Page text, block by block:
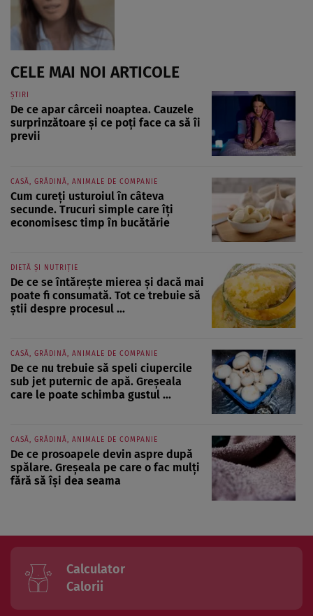
CELE MAI NOI ARTICOLE
ȘTIRI
De ce apar cârceii noaptea. Cauzele
surprinzătoare și ce poți face ca să îi
previi
CASĂ, GRĂDINĂ, ANIMALE DE COMPANIE
Cum cureți usturoiul în câteva
secunde. Trucuri simple care îți
economisesc timp în bucătărie
DIETĂ ȘI NUTRIȚIE
De ce se întărește mierea și dacă mai
poate fi consumată. Tot ce trebuie să
știi despre procesul ...
CASĂ, GRĂDINĂ, ANIMALE DE COMPANIE
De ce nu trebuie să speli ciupercile
sub jet puternic de apă. Greșeala
care le poate schimba gustul ...
CASĂ, GRĂDINĂ, ANIMALE DE COMPANIE
De ce prosoapele devin aspre după
spălare. Greșeala pe care o fac mulți
fără să își dea seama
Calculator
Calorii